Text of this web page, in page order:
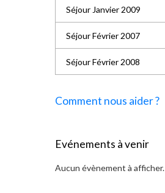
Séjour Janvier 2009
Séjour Février 2007
Séjour Février 2008
Comment nous aider ?
Evénements à venir
Aucun évènement à afficher.